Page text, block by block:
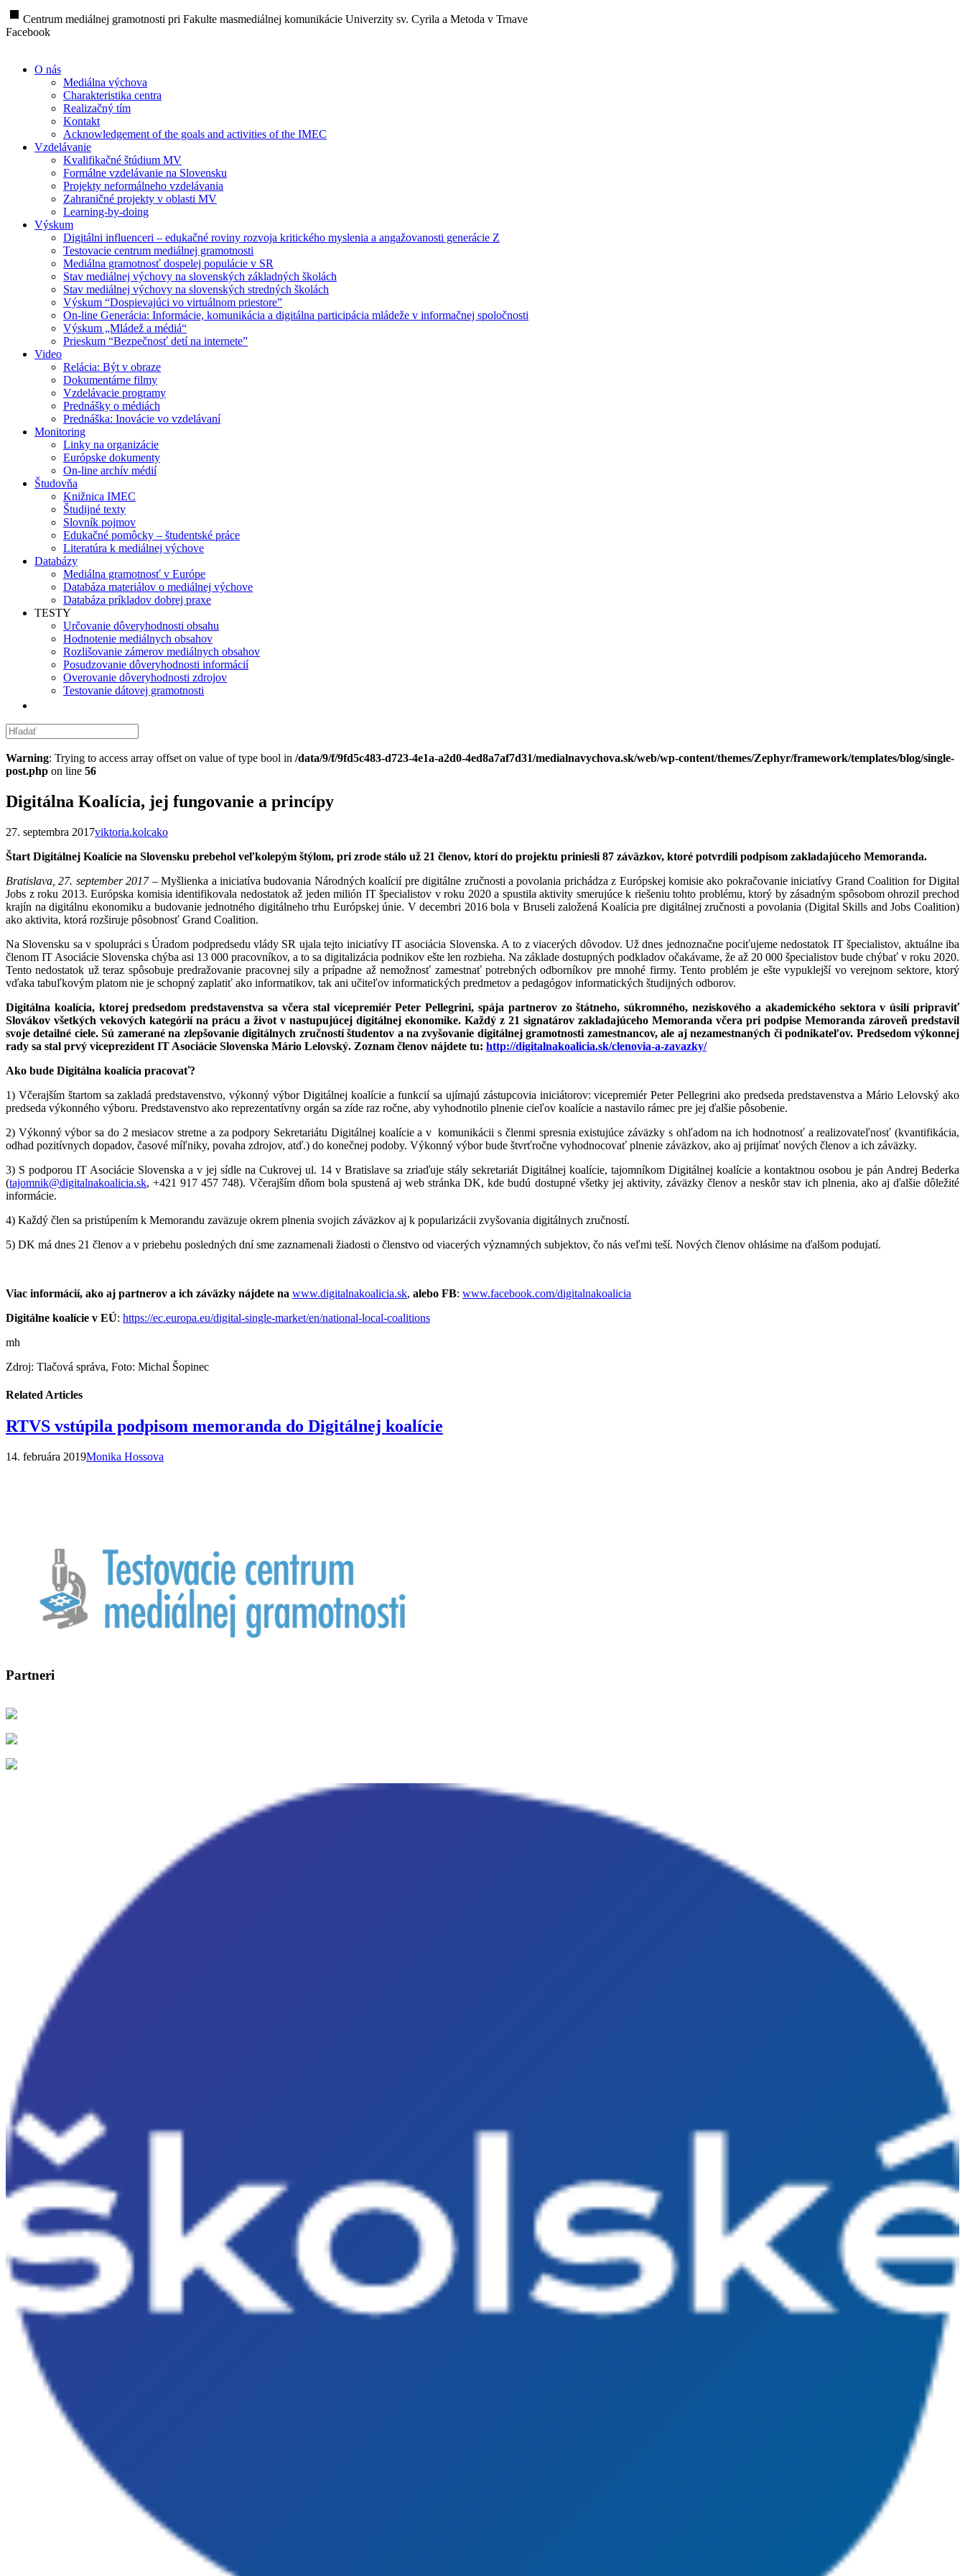
stop Centrum mediálnej gramotnosti pri Fakulte masmediálnej komunikácie Univerzity sv. Cyrila a Metoda v Trnave
Facebook
O nás
Mediálna výchova
Charakteristika centra
Realizačný tím
Kontakt
Acknowledgement of the goals and activities of the IMEC
Vzdelávanie
Kvalifikačné štúdium MV
Formálne vzdelávanie na Slovensku
Projekty neformálneho vzdelávania
Zahraničné projekty v oblasti MV
Learning-by-doing
Výskum
Digitálni influenceri – edukačné roviny rozvoja kritického myslenia a angažovanosti generácie Z
Testovacie centrum mediálnej gramotnosti
Mediálna gramotnosť dospelej populácie v SR
Stav mediálnej výchovy na slovenských základných školách
Stav mediálnej výchovy na slovenských stredných školách
Výskum “Dospievajúci vo virtuálnom priestore”
On-line Generácia: Informácie, komunikácia a digitálna participácia mládeže v informačnej spoločnosti
Výskum „Mládež a médiá“
Prieskum “Bezpečnosť detí na internete”
Video
Relácia: Být v obraze
Dokumentárne filmy
Vzdelávacie programy
Prednášky o médiách
Prednáška: Inovácie vo vzdelávaní
Monitoring
Linky na organizácie
Európske dokumenty
On-line archív médií
Študovňa
Knižnica IMEC
Študijné texty
Slovník pojmov
Edukačné pomôcky – študentské práce
Literatúra k mediálnej výchove
Databázy
Mediálna gramotnosť v Európe
Databáza materiálov o mediálnej výchove
Databáza príkladov dobrej praxe
TESTY
Určovanie dôveryhodnosti obsahu
Hodnotenie mediálnych obsahov
Rozlišovanie zámerov mediálnych obsahov
Posudzovanie dôveryhodnosti informácií
Overovanie dôveryhodnosti zdrojov
Testovanie dátovej gramotnosti
Warning: Trying to access array offset on value of type bool in /data/9/f/9fd5c483-d723-4e1a-a2d0-4ed8a7af7d31/medialnavychova.sk/web/wp-content/themes/Zephyr/framework/templates/blog/single-
post.php on line 56
Digitálna Koalícia, jej fungovanie a princípy
27. septembra 2017viktoria.kolcako
Štart Digitálnej Koalície na Slovensku prebehol veľkolepým štýlom, pri zrode stálo už 21 členov, ktorí do projektu priniesli 87 záväzkov, ktoré potvrdili podpisom zakladajúceho Memoranda.
Bratislava, 27. september 2017– Myšlienka a iniciatíva budovania Národných koalícií pre digitálne zručnosti a povolania prichádza z Európskej komisie ako pokračovanie iniciatívy Grand Coalition for Digital
Jobs z roku 2013. Európska komisia identifikovala nedostatok až jeden milión IT špecialistov v roku 2020 a spustila aktivity smerujúce k riešeniu tohto problému, ktorý by zásadným spôsobom ohrozil prechod
krajín na digitálnu ekonomiku a budovanie jednotného digitálneho trhu Európskej únie. V decembri 2016 bola v Bruseli založená Koalícia pre digitálnej zručnosti a povolania (Digital Skills and Jobs Coalition)
ako aktivita, ktorá rozširuje pôsobnosť Grand Coalition.
Na Slovensku sa v spolupráci s Úradom podpredsedu vlády SR ujala tejto iniciatívy IT asociácia Slovenska. A to z viacerých dôvodov. Už dnes jednoznačne pociťujeme nedostatok IT špecialistov, aktuálne iba
členom IT Asociácie Slovenska chýba asi 13 000 pracovníkov, a to sa digitalizácia podnikov ešte len rozbieha. Na základe dostupných podkladov očakávame, že až 20 000 špecialistov bude chýbať v roku 2020.
Tento nedostatok už teraz spôsobuje predražovanie pracovnej sily a prípadne až nemožnosť zamestnať potrebných odborníkov pre mnohé firmy. Tento problém je ešte vypuklejší vo verejnom sektore, ktorý
vďaka tabuľkovým platom nie je schopný zaplatiť ako informatikov, tak ani učiteľov informatických predmetov a pedagógov informatických študijných odborov.
Digitálna koalícia, ktorej predsedom predstavenstva sa včera stal vicepremiér Peter Pellegrini, spája partnerov zo štátneho, súkromného, neziskového a akademického sektora v úsilí pripraviť
Slovákov všetkých vekových kategórií na prácu a život v nastupujúcej digitálnej ekonomike. Každý z 21 signatárov zakladajúceho Memoranda včera pri podpise Memoranda zároveň predstavil
svoje detailné ciele. Sú zamerané na zlepšovanie digitálnych zručností študentov a na zvyšovanie digitálnej gramotnosti zamestnancov, ale aj nezamestnaných či podnikateľov. Predsedom výkonnej
rady sa stal prvý viceprezident IT Asociácie Slovenska Mário Lelovský. Zoznam členov nájdete tu: http://digitalnakoalicia.sk/clenovia-a-zavazky/
Ako bude Digitálna koalícia pracovať?
1) Včerajším štartom sa zakladá predstavenstvo, výkonný výbor Digitálnej koalície a funkcií sa ujímajú zástupcovia iniciátorov: vicepremiér Peter Pellegrini ako predseda predstavenstva a Mário Lelovský ako
predseda výkonného výboru. Predstavenstvo ako reprezentatívny orgán sa zíde raz ročne, aby vyhodnotilo plnenie cieľov koalície a nastavilo rámec pre jej ďalšie pôsobenie.
2) Výkonný výbor sa do 2 mesiacov stretne a za podpory Sekretariátu Digitálnej koalície a v komunikácii s členmi spresnia existujúce záväzky s ohľadom na ich hodnotnosť a realizovateľnosť (kvantifikácia,
odhad pozitívnych dopadov, časové míľniky, povaha zdrojov, atď.) do konečnej podoby. Výkonný výbor bude štvrťročne vyhodnocovať plnenie záväzkov, ako aj prijímať nových členov a ich záväzky.
3) S podporou IT Asociácie Slovenska a v jej sídle na Cukrovej ul. 14 v Bratislave sa zriaďuje stály sekretariát Digitálnej koalície, tajomníkom Digitálnej koalície a kontaktnou osobou je pán Andrej Bederka
(tajomnik@digitalnakoalicia.sk, +421 917 457 748). Včerajším dňom bola spustená aj web stránka DK, kde budú dostupné všetky jej aktivity, záväzky členov a neskôr stav ich plnenia, ako aj ďalšie dôležité
informácie.
4) Každý člen sa pristúpením k Memorandu zaväzuje okrem plnenia svojich záväzkov aj k popularizácii zvyšovania digitálnych zručností.
5) DK má dnes 21 členov a v priebehu posledných dní sme zaznamenali žiadosti o členstvo od viacerých významných subjektov, čo nás veľmi teší. Nových členov ohlásime na ďalšom podujatí.
Viac informácií, ako aj partnerov a ich záväzky nájdete na www.digitalnakoalicia.sk, alebo FB: www.facebook.com/digitalnakoalicia
Digitálne koalície v EÚ: https://ec.europa.eu/digital-single-market/en/national-local-coalitions
mh
Zdroj: Tlačová správa, Foto: Michal Šopinec
Related Articles
RTVS vstúpila podpisom memoranda do Digitálnej koalície
14. februára 2019Monika Hossova
Partneri